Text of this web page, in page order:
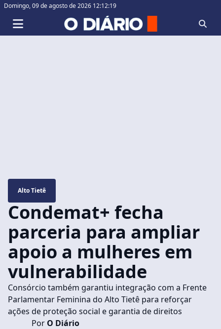
Domingo,09 de agosto de 2026 12:12:20
Alto Tietê
Condemat+ fecha
parceria para ampliar
apoio a mulheres em
vulnerabilidade
Consórcio também garantiu integração com a Frente
Parlamentar Feminina do Alto Tietê para reforçar
ações de proteção social e garantia de direitos
Por O Diário